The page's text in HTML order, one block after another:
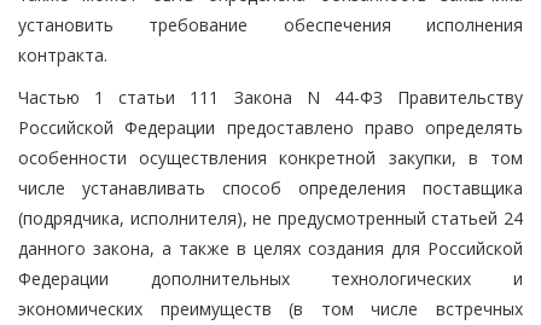
установить требование обеспечения исполнения
контракта.
Частью 1 статьи 111 Закона N 44-ФЗ Правительству
Российской Федерации предоставлено право определять
особенности осуществления конкретной закупки, в том
числе устанавливать способ определения поставщика
(подрядчика, исполнителя), не предусмотренный статьей 24
данного закона, а также в целях создания для Российской
Федерации дополнительных технологических и
экономических преимуществ (в том числе встречных